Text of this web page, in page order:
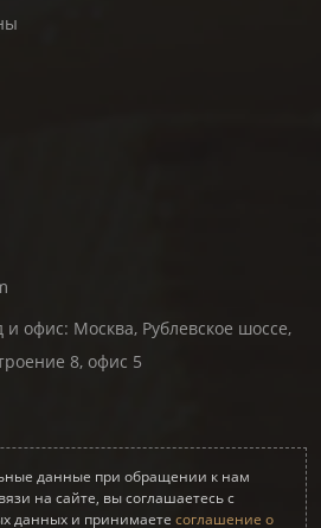
офис: Москва, Рублевское шоссе,
8, офис 5
данные при обращении к нам
на сайте, вы соглашаетесь с
данных и принимаете соглашение о